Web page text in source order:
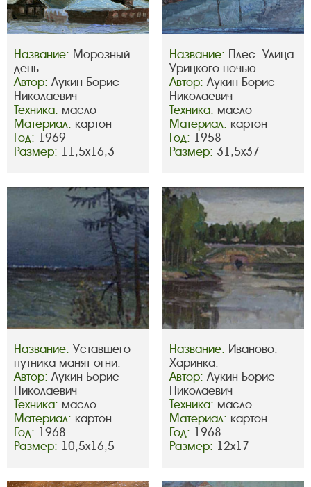
Название: Морозный
день
Автор: Лукин Борис
Николаевич
Техника: масло
Материал: картон
Год: 1969
Размер: 11,5х16,3
Название: Плес. Улица
Урицкого ночью.
Автор: Лукин Борис
Николаевич
Техника: масло
Материал: картон
Год: 1958
Размер: 31,5х37
Название: Уставшего
путника манят огни.
Автор: Лукин Борис
Николаевич
Техника: масло
Материал: картон
Год: 1968
Размер: 10,5х16,5
Название: Иваново.
Харинка.
Автор: Лукин Борис
Николаевич
Техника: масло
Материал: картон
Год: 1968
Размер: 12х17